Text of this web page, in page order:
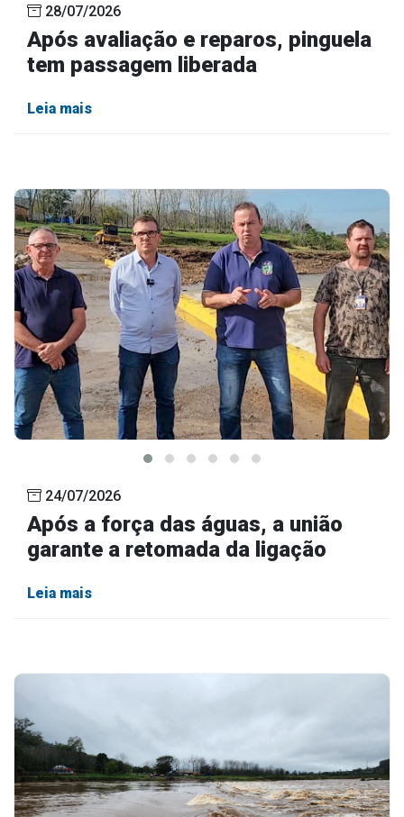
28/07/2026
Após avaliação e reparos, pinguela
tem passagem liberada
Leia mais
24/07/2026
Após a força das águas, a união
garante a retomada da ligação
Leia mais